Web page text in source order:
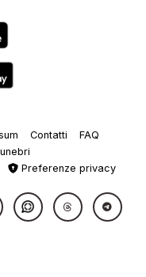
Contatti
FAQ
Preferenze privacy